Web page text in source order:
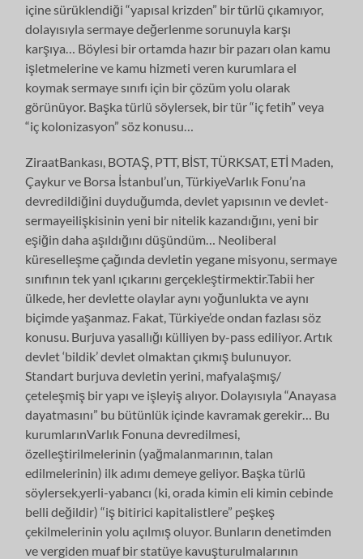
içine sürüklendiği “yapısal krizden” bir türlü çıkamıyor,
dolayısıyla sermaye değerlenme sorunuyla karşı
karşıya… Böylesi bir ortamda hazır bir pazarı olan kamu
işletmelerine ve kamu hizmeti veren kurumlara el
koymak sermaye sınıfı için bir çözüm yolu olarak
görünüyor. Başka türlü söylersek, bir tür “iç fetih” veya
“iç kolonizasyon” söz konusu…
ZiraatBankası, BOTAŞ, PTT, BİST, TÜRKSAT, ETİ Maden,
Çaykur ve Borsa İstanbul’un, TürkiyeVarlık Fonu’na
devredildiğini duyduğumda, devlet yapısının ve devlet-
sermayeilişkisinin yeni bir nitelik kazandığını, yeni bir
eşiğin daha aşıldığını düşündüm… Neoliberal
küreselleşme çağında devletin yegane misyonu, sermaye
sınıfının tek yanl ıçıkarını gerçekleştirmektir.Tabii her
ülkede, her devlette olaylar aynı yoğunlukta ve aynı
biçimde yaşanmaz. Fakat, Türkiye’de ondan fazlası söz
konusu. Burjuva yasallığı külliyen by-pass ediliyor. Artık
devlet ‘bildik’ devlet olmaktan çıkmış bulunuyor.
Standart burjuva devletin yerini, mafyalaşmış/
çeteleşmiş bir yapı ve işleyiş alıyor. Dolayısıyla “Anayasa
dayatmasını” bu bütünlük içinde kavramak gerekir… Bu
kurumlarınVarlık Fonuna devredilmesi,
özelleştirilmelerinin (yağmalanmarının, talan
edilmelerinin) ilk adımı demeye geliyor. Başka türlü
söylersek,yerli-yabancı (ki, orada kimin eli kimin cebinde
belli değildir) “iş bitirici kapitalistlere” peşkeş
çekilmelerinin yolu açılmış oluyor. Bunların denetimden
ve vergiden muaf bir statüye kavuşturulmalarının